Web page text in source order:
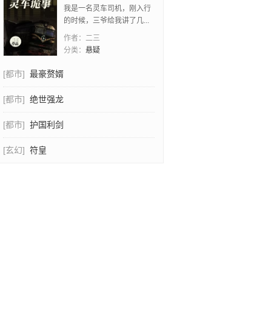
我是一名灵车司机，刚入行
的时候，三爷给我讲了几...
作者： 二三
分类： 悬疑
[都市] 最豪赘婿
[都市] 绝世强龙
[都市] 护国利剑
[玄幻] 符皇